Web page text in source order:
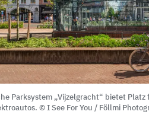
Parksystem „Vijzelgracht“ bietet
© I See For You / Föllmi